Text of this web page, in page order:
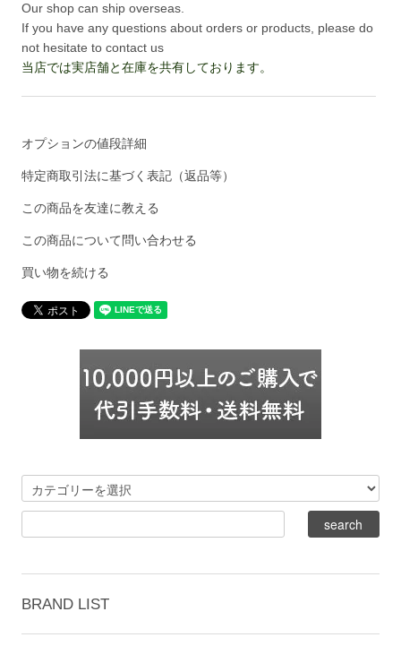
Our shop can ship overseas.
If you have any questions about orders or products, please do
not hesitate to contact us
当店では実店舗と在庫を共有しております。
オプションの値段詳細
特定商取引法に基づく表記（返品等）
この商品を友達に教える
この商品について問い合わせる
買い物を続ける
BRAND LIST